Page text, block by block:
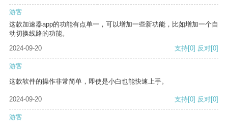
游客
这款加速器app的功能有点单一，可以增加一些新功能，比如增加一个自
动切换线路的功能。
2024-09-20
支持[0] 反对[0]
游客
这款软件的操作非常简单，即使是小白也能快速上手。
2024-09-20 支持[0] 反对[0]
游客